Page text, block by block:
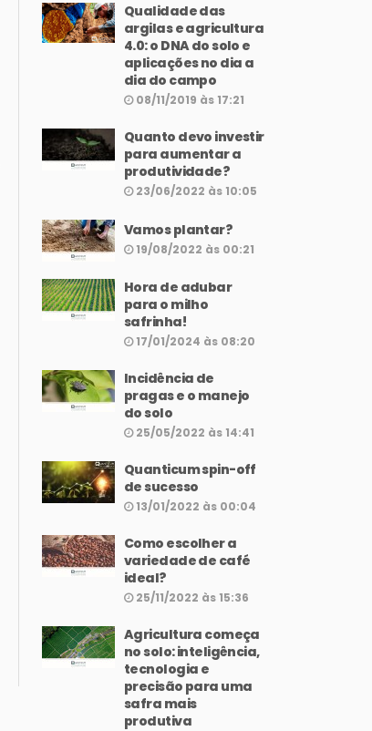
Qualidade das
argilas e agricultura
4.0: o DNA do solo e
aplicações no dia a
dia do campo
08/11/2019 às 17:21
Quanto devo investir
para aumentar a
produtividade?
23/06/2022 às 10:05
Vamos plantar?
19/08/2022 às 00:21
Hora de adubar
para o milho
safrinha!
17/01/2024 às 08:20
Incidência de
pragas e o manejo
do solo
25/05/2022 às 14:41
Quanticum spin-off
de sucesso
13/01/2022 às 00:04
Como escolher a
variedade de café
ideal?
25/11/2022 às 15:36
Agricultura começa
no solo: inteligência,
tecnologia e
precisão para uma
safra mais
produtiva